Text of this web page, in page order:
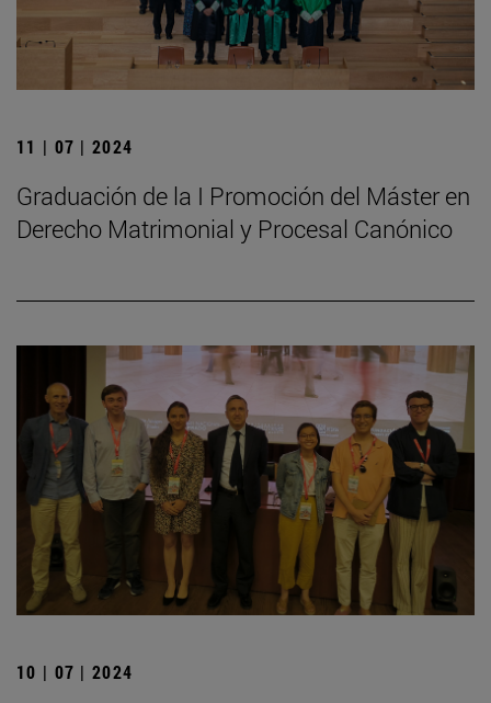
11 | 07 | 2024
Graduación de la I Promoción del Máster en
Derecho Matrimonial y Procesal Canónico
10 | 07 | 2024